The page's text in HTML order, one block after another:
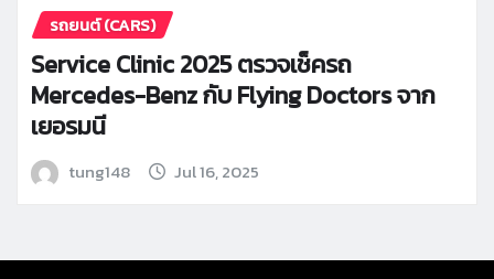
รถยนต์ (CARS)
Service Clinic 2025 ตรวจเช็ครถ
Mercedes-Benz กับ Flying Doctors จาก
เยอรมนี
tung148 Jul 16, 2025